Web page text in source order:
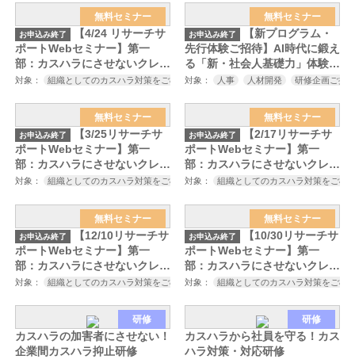
化、改正労働施策総合推進法の
施行を見据えたカスハラ対策セ
ミナー～
化、改正労働施策総合推進法の
施行を見据えたカスハラ対策セ
ミナー～
無料セミナー
お申込み終了
【4/24 リサーチサ
ポートWebセミナー】第一
部：カスハラにさせないクレー
ム対応の心構えとスキル～厚生
化、改正労働施策総合推進法の
施行を見据えたカスハラ対策セ
ミナー～
対象： 組織としてのカスハラ対策をご検討中の方 カスハラ対策にご興味をお持ち
無料セミナー
お申込み終了
【新プログラム・
先行体験ご招待】AI時代に鍛え
る「新・社会人基礎力」体験セ
ミナー（模擬講義含む）
対象： 人事 人材開発 研修企画ご担
無料セミナー
お申込み終了
【3/25リサーチサ
ポートWebセミナー】第一
部：カスハラにさせないクレー
ム対応の心構えとスキル～厚生
化、各自治体のカスハラ防止条
例の施行を見据えたカスハラ対
策セミナー～
対象： 組織としてのカスハラ対策をご検討中の方 カスハラ対策にご興味をお持ち
無料セミナー
お申込み終了
【2/17リサーチサ
ポートWebセミナー】第一
部：カスハラにさせないクレー
ム対応の心構えとスキル～厚生
化、各自治体のカスハラ防止条
例の施行を見据えたカスハラ対
策セミナー～
対象： 組織としてのカスハラ対策をご検
無料セミナー
お申込み終了
【12/10リサーチサ
ポートWebセミナー】第一
部：カスハラにさせないクレー
ム対応の心構えとスキル～厚生
化、各自治体のカスハラ防止条
例の施行を見据えたカスハラ対
策セミナー～
対象： 組織としてのカスハラ対策をご検討中の方 カスハラ対策にご興味をお持ち
無料セミナー
お申込み終了
【10/30リサーチサ
ポートWebセミナー】第一
部：カスハラにさせないクレー
ム対応の心構えとスキル～厚生
化、各自治体のカスハラ防止条
例の施行を見据えたカスハラ対
策セミナー～
対象： 組織としてのカスハラ対策をご検
研修
カスハラの加害者にさせない！
企業間カスハラ抑止研修
研修
カスハラから社員を守る！カス
ハラ対策・対応研修